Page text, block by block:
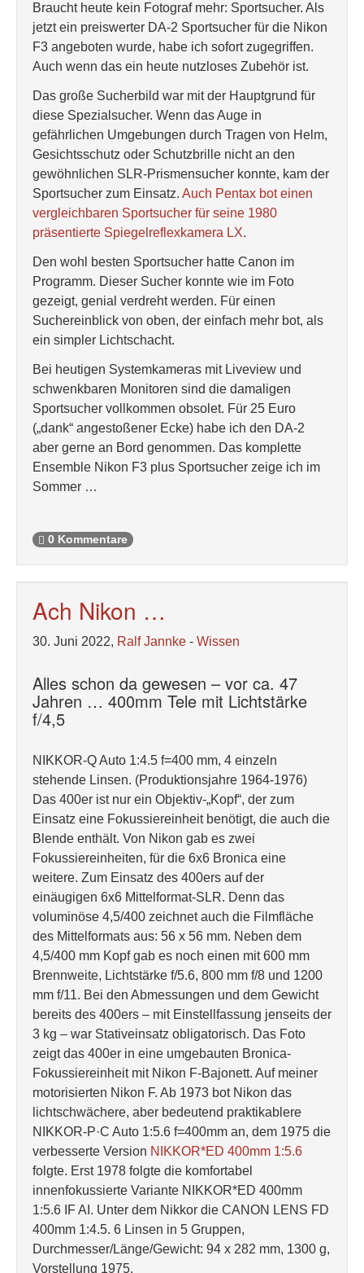
Braucht heute kein Fotograf mehr: Sportsucher. Als
jetzt ein preiswerter DA-2 Sportsucher für die Nikon
F3 angeboten wurde, habe ich sofort zugegriffen.
Auch wenn das ein heute nutzloses Zubehör ist.
Das große Sucherbild war mit der Hauptgrund für
diese Spezialsucher. Wenn das Auge in
gefährlichen Umgebungen durch Tragen von Helm,
Gesichtsschutz oder Schutzbrille nicht an den
gewöhnlichen SLR-Prismensucher konnte, kam der
Sportsucher zum Einsatz. Auch Pentax bot einen
vergleichbaren Sportsucher für seine 1980
präsentierte Spiegelreflexkamera LX.
Den wohl besten Sportsucher hatte Canon im
Programm. Dieser Sucher konnte wie im Foto
gezeigt, genial verdreht werden. Für einen
Suchereinblick von oben, der einfach mehr bot, als
ein simpler Lichtschacht.
Bei heutigen Systemkameras mit Liveview und
schwenkbaren Monitoren sind die damaligen
Sportsucher vollkommen obsolet. Für 25 Euro
(„dank“ angestoßener Ecke) habe ich den DA-2
aber gerne an Bord genommen. Das komplette
Ensemble Nikon F3 plus Sportsucher zeige ich im
Sommer …
0 Kommentare
Ach Nikon …
30. Juni 2022, Ralf Jannke - Wissen
Alles schon da gewesen – vor ca. 47
Jahren … 400mm Tele mit Lichtstärke
f/4,5
NIKKOR-Q Auto 1:4.5 f=400 mm, 4 einzeln
stehende Linsen. (Produktionsjahre 1964-1976)
Das 400er ist nur ein Objektiv-„Kopf“, der zum
Einsatz eine Fokussiereinheit benötigt, die auch die
Blende enthält. Von Nikon gab es zwei
Fokussiereinheiten, für die 6x6 Bronica eine
weitere. Zum Einsatz des 400ers auf der
einäugigen 6x6 Mittelformat-SLR. Denn das
voluminöse 4,5/400 zeichnet auch die Filmfläche
des Mittelformats aus: 56 x 56 mm. Neben dem
4,5/400 mm Kopf gab es noch einen mit 600 mm
Brennweite, Lichtstärke f/5.6, 800 mm f/8 und 1200
mm f/11. Bei den Abmessungen und dem Gewicht
bereits des 400ers – mit Einstellfassung jenseits der
3 kg – war Stativeinsatz obligatorisch. Das Foto
zeigt das 400er in eine umgebauten Bronica-
Fokussiereinheit mit Nikon F-Bajonett. Auf meiner
motorisierten Nikon F. Ab 1973 bot Nikon das
lichtschwächere, aber bedeutend praktikablere
NIKKOR-P·C Auto 1:5.6 f=400mm an, dem 1975 die
verbesserte Version NIKKOR*ED 400mm 1:5.6
folgte. Erst 1978 folgte die komfortabel
innenfokussierte Variante NIKKOR*ED 400mm
1:5.6 IF AI. Unter dem Nikkor die CANON LENS FD
400mm 1:4.5. 6 Linsen in 5 Gruppen,
Durchmesser/Länge/Gewicht: 94 x 282 mm, 1300 g,
Vorstellung 1975.